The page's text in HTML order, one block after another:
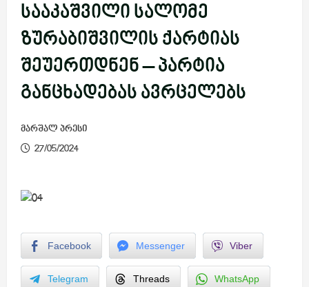
სააკაშვილი სალომე
ზურაბიშვილის ქარტიას
შეუერთდნენ – პარტია
განცხადებას ავრცელებს
მარშალ პრესი
27/05/2024
Facebook Messenger Viber
Telegram Threads WhatsApp